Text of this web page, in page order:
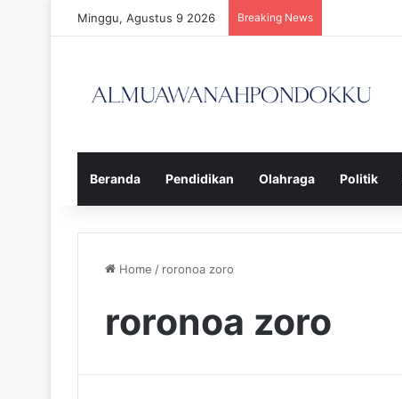
Minggu, Agustus 9 2026 Breaking News
Beranda Pendidikan Olahraga Politik
Home / roronoa zoro
roronoa zoro